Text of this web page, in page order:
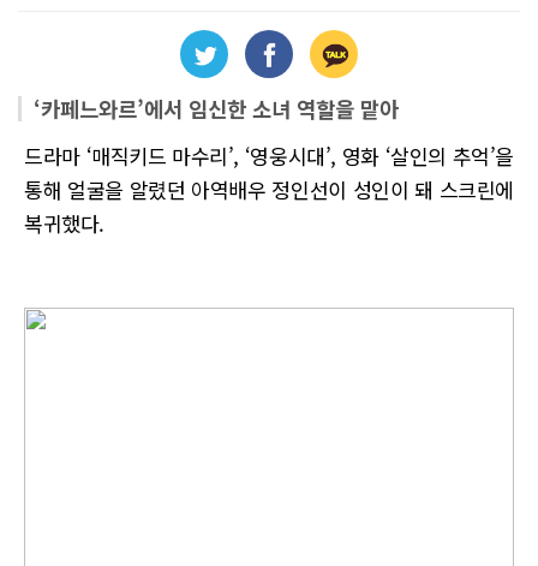
‘카페느와르’에서 임신한 소녀 역할을 맡아
드라마 ‘매직키드 마수리’, ‘영웅시대’, 영화 ‘살인의 추억’을
통해 얼굴을 알렸던 아역배우 정인선이 성인이 돼 스크린에
복귀했다.